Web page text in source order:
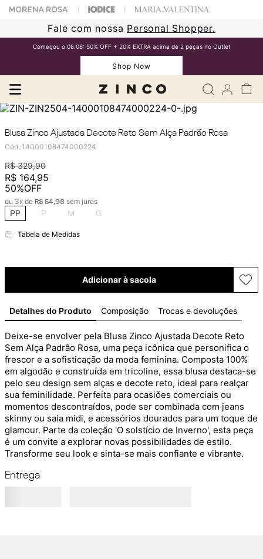
Fale com nossa Personal Shopper.
Começou o 08.08: 50% OFF + 20% EXTRA acima de 2 peças no Outlet
Shop Now
Blusa Zinco Ajustada Decote Reto Sem Alça Padrão Rosa
Cód.:14000108474000224
R$ 329,90
R$ 164,95
50%OFF
ou 3x de R$ 54,98 sem juros
PP P M G
Tabela de Medidas
Adicionar à sacola
Detalhes do Produto Composição Trocas e devoluções
Deixe-se envolver pela Blusa Zinco Ajustada Decote Reto
Sem Alça Padrão Rosa, uma peça icônica que personifica o
frescor e a sofisticação da moda feminina. Composta 100%
em algodão e construída em tricoline, essa blusa destaca-se
pelo seu design sem alças e decote reto, ideal para realçar
sua feminilidade. Perfeita para ocasiões comerciais ou
momentos descontraídos, pode ser combinada com jeans
skinny ou saia midi, e acessórios dourados para um toque de
glamour. Parte da coleção 'O solstício de Inverno', esta peça
é um convite a explorar novas possibilidades de estilo.
Transforme seu look e sinta-se mais confiante e vibrante.
Entrega